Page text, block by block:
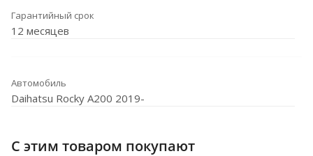
Гарантийный срок
12 месяцев
Автомобиль
Daihatsu Rocky A200 2019-
С этим товаром покупают